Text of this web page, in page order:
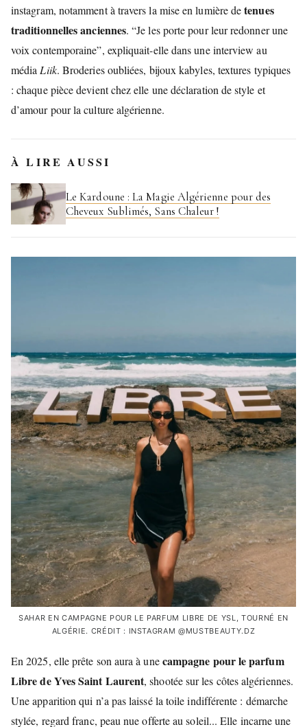
instagram, notamment à travers la mise en lumière detenues
traditionnelles anciennes. “Je les porte pour leur redonner une
voix contemporaine”, expliquait-elle dans une interview au
média Liik. Broderies oubliées, bijoux kabyles, textures typiques
: chaque pièce devient chez elle une déclaration de style et
d’amour pour la culture algérienne.
À LIRE AUSSI
Le Kardoune : La Magie Algérienne pour des
Cheveux Sublimés, Sans Chaleur !
SAHAR EN CAMPAGNE POUR LE PARFUM LIBRE DE YSL, TOURNÉ EN
ALGÉRIE. CRÉDIT : INSTAGRAM @MUSTBEAUTY.DZ
En 2025, elle prête son aura à unecampagne pour le parfum
Libre de Yves Saint Laurent, shootée sur les côtes algériennes.
Une apparition qui n’a pas laissé la toile indifférente : démarche
stylée, regard franc, peau nue offerte au soleil... Elle incarne une